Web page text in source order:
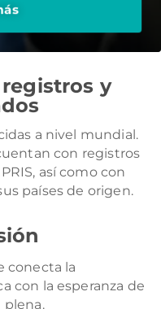
y
a nivel mundial.
con registros
así como con
países de origen.
conecta la
con la esperanza de
plena.